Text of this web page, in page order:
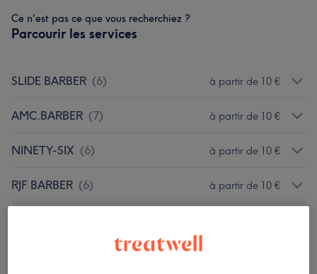
Ce n'est pas ce que vous recherchiez ?
Parcourir les services
SLIDE BARBER (6) à partir de 10 €
AMC.BARBER (7) à partir de 10 €
NINETY-SIX (6) à partir de 10 €
RJF BARBER (6) à partir de 10 €